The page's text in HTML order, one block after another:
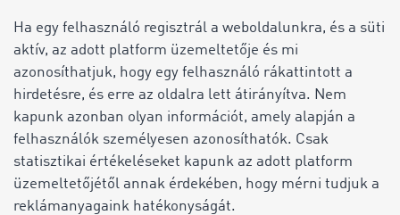
Ha egy felhasználó regisztrál a weboldalunkra, és a süti
aktív, az adott platform üzemeltetője és mi
azonosíthatjuk, hogy egy felhasználó rákattintott a
hirdetésre, és erre az oldalra lett átirányítva. Nem
kapunk azonban olyan információt, amely alapján a
felhasználók személyesen azonosíthatók. Csak
statisztikai értékeléseket kapunk az adott platform
üzemeltetőjétől annak érdekében, hogy mérni tudjuk a
reklámanyagaink hatékonyságát.